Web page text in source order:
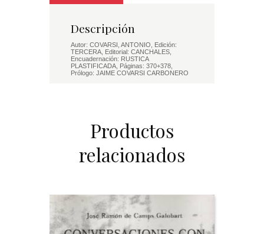
Descripción
Autor: COVARSI, ANTONIO, Edición:
TERCERA, Editorial: CANCHALES,
Encuadernación: RUSTICA
PLASTIFICADA, Páginas: 370+378,
Prólogo: JAIME COVARSI CARBONERO
Productos
relacionados